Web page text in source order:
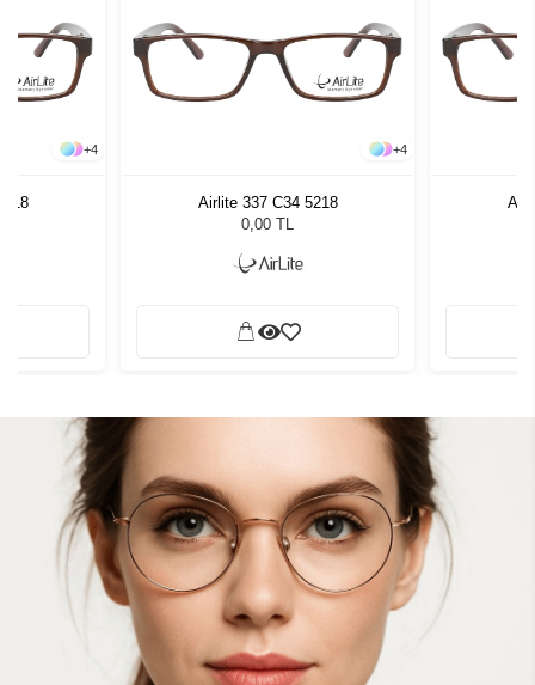
+4 +4
Airlite 337 C34 5218
0,00 TL